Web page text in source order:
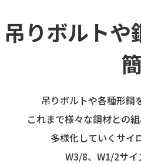
吊りボルトや
吊りボルトや各種形鋼
これまで様々な鋼材との
多様化していくサイ
W3/8、W1/2サイ